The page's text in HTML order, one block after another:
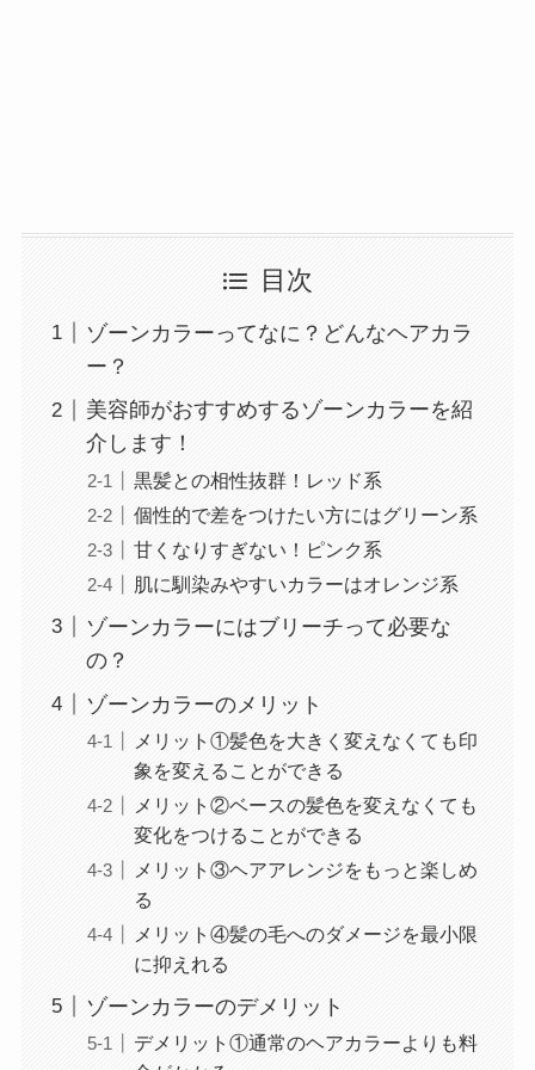
目次
ゾーンカラーってなに？どんなヘアカラ
ー？
美容師がおすすめするゾーンカラーを紹
介します！
黒髪との相性抜群！レッド系
個性的で差をつけたい方にはグリーン系
甘くなりすぎない！ピンク系
肌に馴染みやすいカラーはオレンジ系
ゾーンカラーにはブリーチって必要な
の？
ゾーンカラーのメリット
メリット①髪色を大きく変えなくても印
象を変えることができる
メリット②ベースの髪色を変えなくても
変化をつけることができる
メリット③ヘアアレンジをもっと楽しめ
る
メリット④髪の毛へのダメージを最小限
に抑えれる
ゾーンカラーのデメリット
デメリット①通常のヘアカラーよりも料